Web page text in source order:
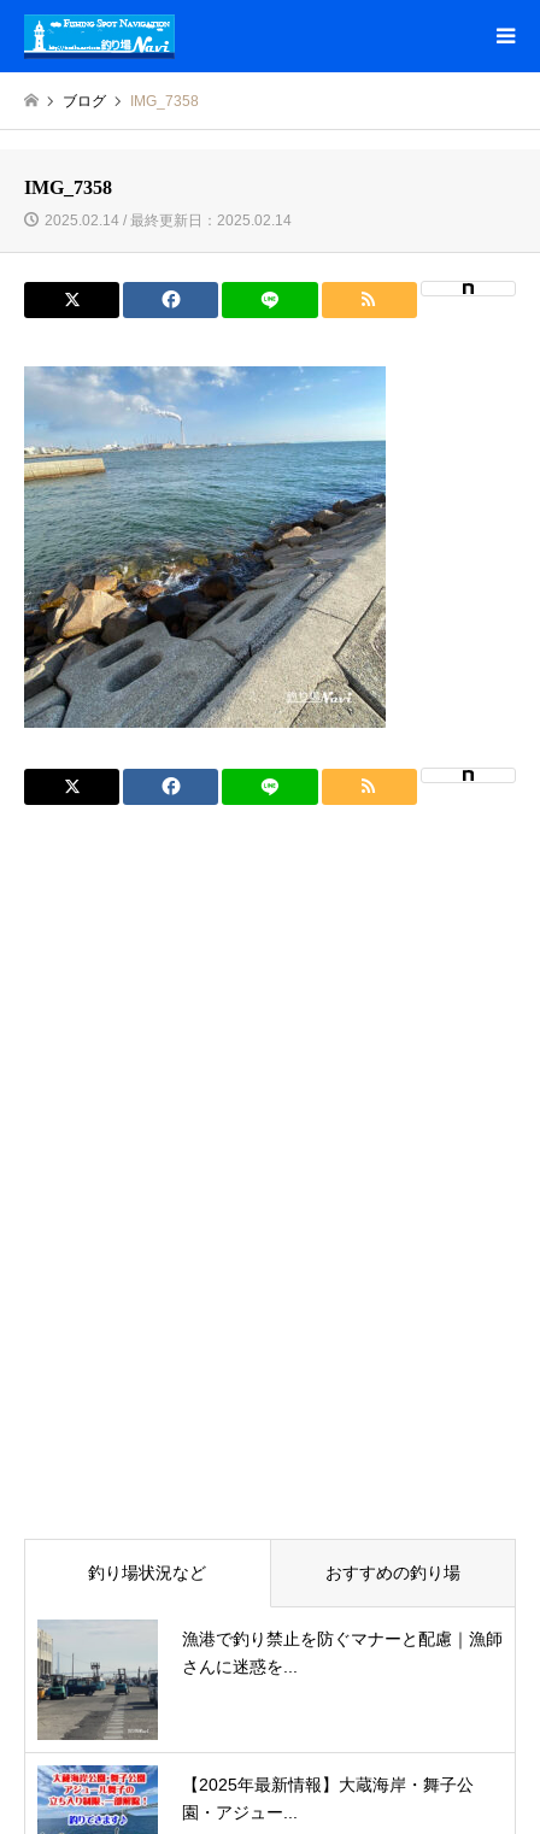
ブログ IMG_7358
IMG_7358
2025.02.14 / 最終更新日：2025.02.14
釣り場状況など おすすめの釣り場
漁港で釣り禁止を防ぐマナーと配慮｜漁師
さんに迷惑を...
【2025年最新情報】大蔵海岸・舞子公
園・アジュー...